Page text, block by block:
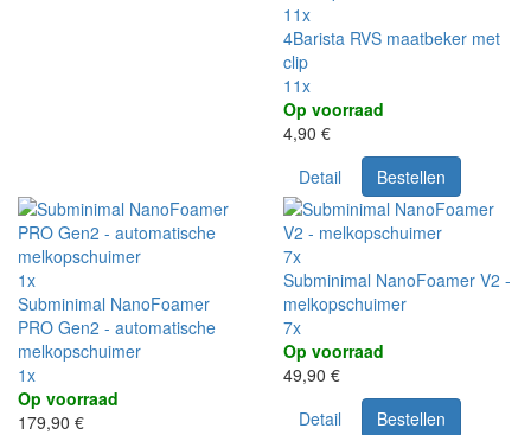
11x
4Barista RVS maatbeker met
clip
11x
Op voorraad
4,90 €
Detail
Bestellen
1x
Subminimal NanoFoamer
PRO Gen2 - automatische
melkopschuimer
1x
Op voorraad
179,90 €
7x
Subminimal NanoFoamer V2 -
melkopschuimer
7x
Op voorraad
49,90 €
Detail
Bestellen